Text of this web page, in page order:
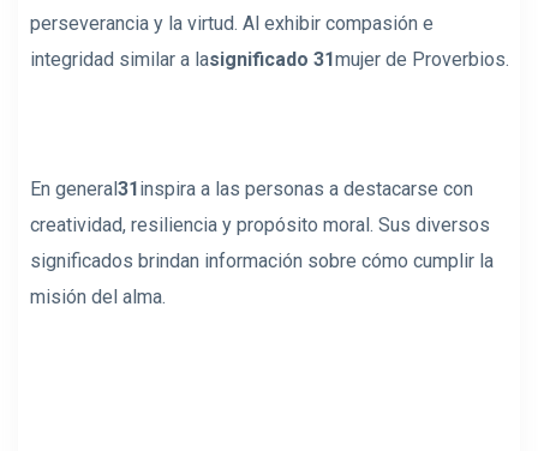
perseverancia y la virtud. Al exhibir compasión e
integridad similar a lasignificado 31mujer de Proverbios.
En general31inspira a las personas a destacarse con
creatividad, resiliencia y propósito moral. Sus diversos
significados brindan información sobre cómo cumplir la
misión del alma.